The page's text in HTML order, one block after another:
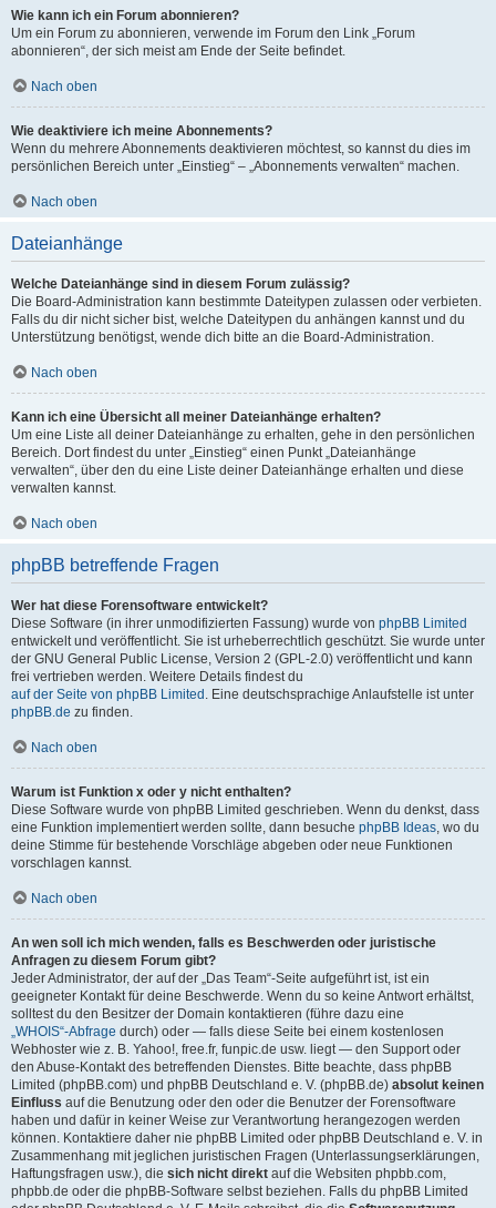
Wie kann ich ein Forum abonnieren?
Um ein Forum zu abonnieren, verwende im Forum den Link „Forum
abonnieren“, der sich meist am Ende der Seite befindet.
Nach oben
Wie deaktiviere ich meine Abonnements?
Wenn du mehrere Abonnements deaktivieren möchtest, so kannst du dies im
persönlichen Bereich unter „Einstieg“ – „Abonnements verwalten“ machen.
Nach oben
Dateianhänge
Welche Dateianhänge sind in diesem Forum zulässig?
Die Board-Administration kann bestimmte Dateitypen zulassen oder verbieten.
Falls du dir nicht sicher bist, welche Dateitypen du anhängen kannst und du
Unterstützung benötigst, wende dich bitte an die Board-Administration.
Nach oben
Kann ich eine Übersicht all meiner Dateianhänge erhalten?
Um eine Liste all deiner Dateianhänge zu erhalten, gehe in den persönlichen
Bereich. Dort findest du unter „Einstieg“ einen Punkt „Dateianhänge
verwalten“, über den du eine Liste deiner Dateianhänge erhalten und diese
verwalten kannst.
Nach oben
phpBB betreffende Fragen
Wer hat diese Forensoftware entwickelt?
Diese Software (in ihrer unmodifizierten Fassung) wurde von phpBB Limited
entwickelt und veröffentlicht. Sie ist urheberrechtlich geschützt. Sie wurde unter
der GNU General Public License, Version 2 (GPL-2.0) veröffentlicht und kann
frei vertrieben werden. Weitere Details findest du
auf der Seite von phpBB Limited . Eine deutschsprachige Anlaufstelle ist unter
phpBB.de zu finden.
Nach oben
Warum ist Funktion x oder y nicht enthalten?
Diese Software wurde von phpBB Limited geschrieben. Wenn du denkst, dass
eine Funktion implementiert werden sollte, dann besuche phpBB Ideas, wo du
deine Stimme für bestehende Vorschläge abgeben oder neue Funktionen
vorschlagen kannst.
Nach oben
An wen soll ich mich wenden, falls es Beschwerden oder juristische
Anfragen zu diesem Forum gibt?
Jeder Administrator, der auf der „Das Team“-Seite aufgeführt ist, ist ein
geeigneter Kontakt für deine Beschwerde. Wenn du so keine Antwort erhältst,
solltest du den Besitzer der Domain kontaktieren (führe dazu eine
„WHOIS“-Abfrage durch) oder — falls diese Seite bei einem kostenlosen
Webhoster wie z. B. Yahoo!, free.fr, funpic.de usw. liegt — den Support oder
den Abuse-Kontakt des betreffenden Dienstes. Bitte beachte, dass phpBB
Limited (phpBB.com) und phpBB Deutschland e. V. (phpBB.de) absolut keinen
Einfluss auf die Benutzung oder den oder die Benutzer der Forensoftware
haben und dafür in keiner Weise zur Verantwortung herangezogen werden
können. Kontaktiere daher nie phpBB Limited oder phpBB Deutschland e. V. in
Zusammenhang mit jeglichen juristischen Fragen (Unterlassungserklärungen,
Haftungsfragen usw.), die sich nicht direkt auf die Websiten phpbb.com,
phpbb.de oder die phpBB-Software selbst beziehen. Falls du phpBB Limited